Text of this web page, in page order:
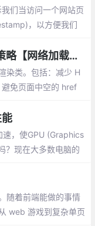
们当访问一个网站页
，以方便我们
优化网站性能规则_前端性能优化策略【网络加载、页面渲染】
染类。包括：减少 H
免页面中空的 href
，使GPU (Graphics
？现在大多数电脑的
随着前端能做的事情
web 游戏到复杂单页